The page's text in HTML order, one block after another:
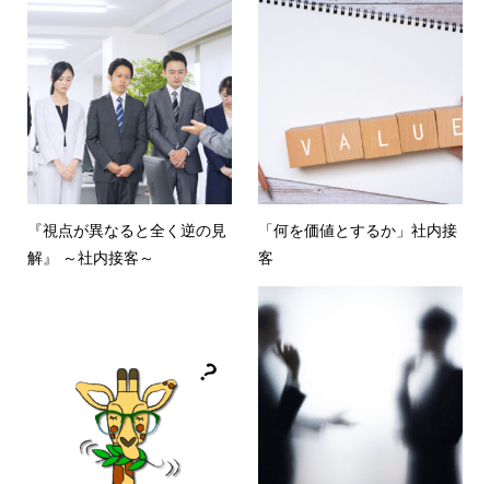
『視点が異なると全く逆の見
解』 ～社内接客～
「何を価値とするか」社内接
客